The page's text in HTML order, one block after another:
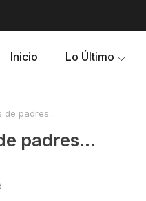
Inicio Lo Último
de padres...
padres...